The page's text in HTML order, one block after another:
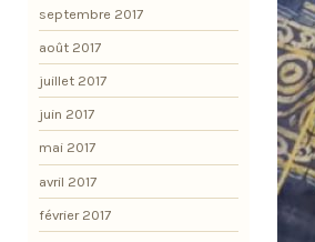
septembre 2017
août 2017
juillet 2017
juin 2017
mai 2017
avril 2017
février 2017